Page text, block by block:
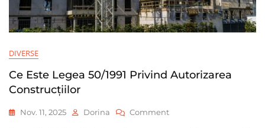
DIVERSE
Ce Este Legea 50/1991 Privind Autorizarea
Construcțiilor
Nov. 11, 2025 Dorina CommentOn